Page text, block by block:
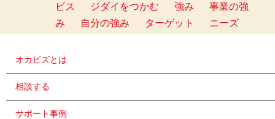
ビス
ジダイをつかむ 強み
事業の強
み
自分の強み ターゲット ニーズ
オカビズとは
相談する
サポート事例